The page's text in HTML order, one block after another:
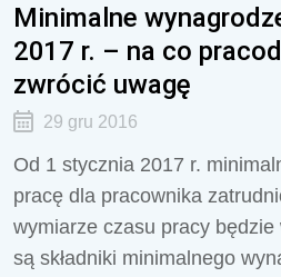
Minimalne
2017 r. – na co
zwrócić uwagę
29 gru 2016
Od 1 stycznia 2017 r.
pracę dla pracownika
wymiarze czasu pracy będzie
są składniki minimalnego